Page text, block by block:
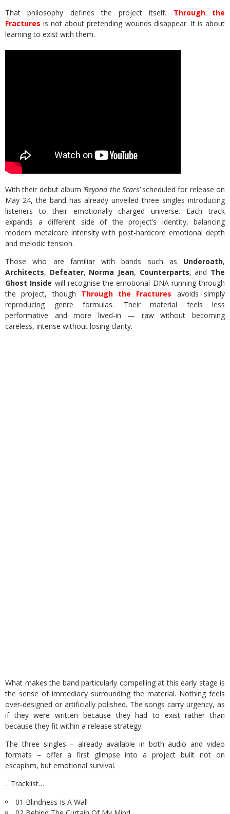
That philosophy defines the project itself. Through the
Fractures is not about pretending wounds disappear. It is about
learning to exist with them.
With their debut album ‘Beyond the Scars’scheduled for release on
May 24, the band has already unveiled three singles introducing
listeners to their emotionally charged universe. Each track
expands a different side of the project’s identity, balancing
modern metalcore intensity with post-hardcore emotional depth
and melodic tension.
Those who are familiar with bands such as Underoath,
Architects, Defeater, Norma Jean, Counterparts, and The
Ghost Inside will recognise the emotional DNA running through
the project, though Through the Fractures avoids simply
reproducing genre formulas. Their material feels less
performative and more lived-in — raw without becoming
careless, intense without losing clarity.
What makes the band particularly compelling at this early stage is
the sense of immediacy surrounding the material. Nothing feels
over-designed or artificially polished. The songs carry urgency, as
if they were written because they had to exist rather than
because they fit within a release strategy.
The three singles – already available in both audio and video
formats – offer a first glimpse into a project built not on
escapism, but emotional survival.
…Tracklist…
01 Blindness Is A Wall